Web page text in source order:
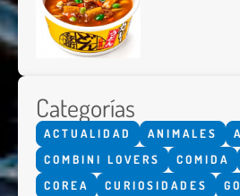
Categorías
ACTUALIDAD ANIMALES
COMBINI LOVERS
COMIDA
COREA
CURIOSIDADES